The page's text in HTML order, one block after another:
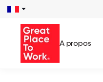
A propos